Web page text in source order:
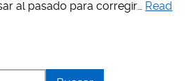
al pasado para corregir… Read